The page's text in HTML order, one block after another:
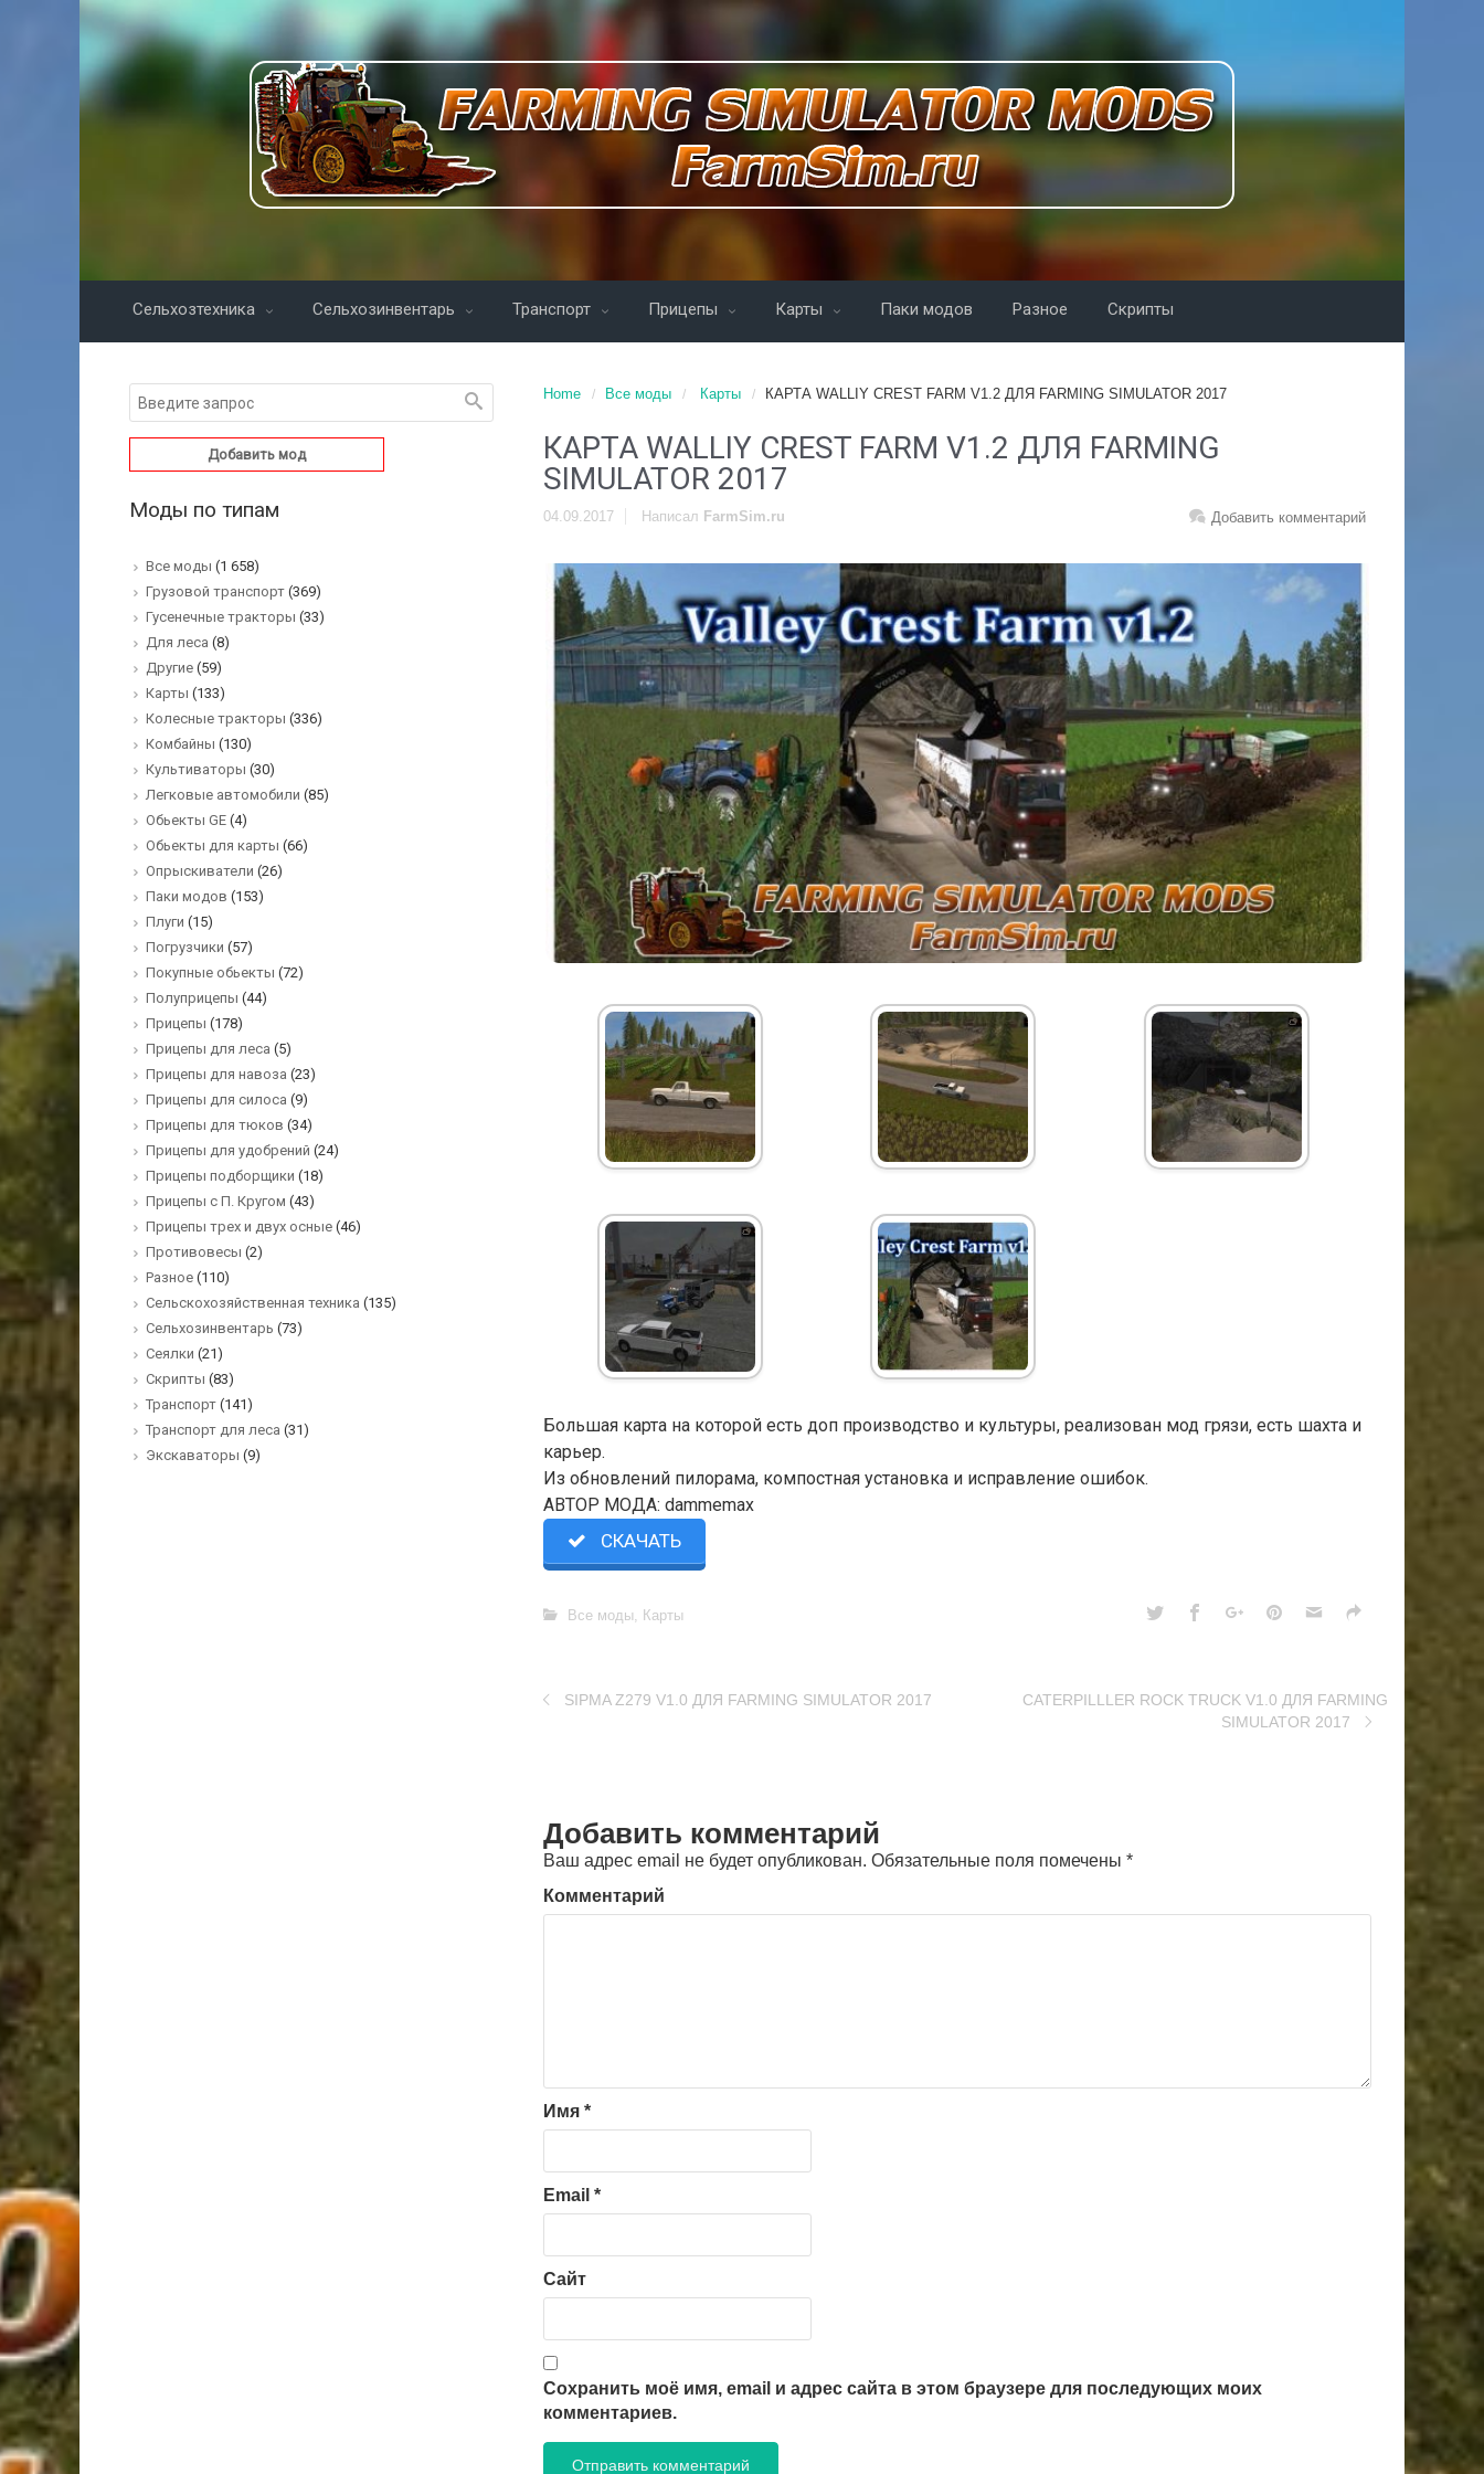
Сельхозтехника Сельхозинвентарь Транспорт Прицепы Карты Паки модов Разное Скрипты
Home Все моды Карты КАРТА WALLIY CREST FARM V1.2 ДЛЯ FARMING SIMULATOR 2017
КАРТА WALLIY CREST FARM V1.2 ДЛЯ FARMING
SIMULATOR 2017
04.09.2017 Добавить комментарий
Написал FarmSim.ru
Большая карта на которой есть доп производство и культуры, реализован мод грязи, есть шахта и
карьер.
Из обновлений пилорама, компостная установка и исправление ошибок.
АВТОР МОДА: dammemax
СКАЧАТЬ
Все моды, Карты
SIPMA Z279 V1.0 ДЛЯ FARMING SIMULATOR 2017
CATERPILLLER ROCK TRUCK V1.0 ДЛЯ FARMING
SIMULATOR 2017
Добавить комментарий
Ваш адрес email не будет опубликован. Обязательные поля помечены *
Комментарий
Имя *
Email *
Сайт
Сохранить моё имя, email и адрес сайта в этом браузере для последующих моих
комментариев.
Добавить мод
Моды по типам
Все моды (1 658)
Грузовой транспорт (369)
Гусенечные тракторы (33)
Для леса (8)
Другие (59)
Карты (133)
Колесные тракторы (336)
Комбайны (130)
Культиваторы (30)
Легковые автомобили (85)
Обьекты GE (4)
Обьекты для карты (66)
Опрыскиватели (26)
Паки модов (153)
Плуги (15)
Погрузчики (57)
Покупные обьекты (72)
Полуприцепы (44)
Прицепы (178)
Прицепы для леса (5)
Прицепы для навоза (23)
Прицепы для силоса (9)
Прицепы для тюков (34)
Прицепы для удобрений (24)
Прицепы подборщики (18)
Прицепы с П. Кругом (43)
Прицепы трех и двух осные (46)
Противовесы (2)
Разное (110)
Сельскохозяйственная техника (135)
Сельхозинвентарь (73)
Сеялки (21)
Скрипты (83)
Транспорт (141)
Транспорт для леса (31)
Экскаваторы (9)